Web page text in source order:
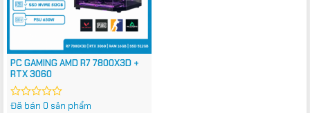
PC GAMING AMD R7 7800X3D +
RTX 3060
Được
Đã bán 0 sản phẩm